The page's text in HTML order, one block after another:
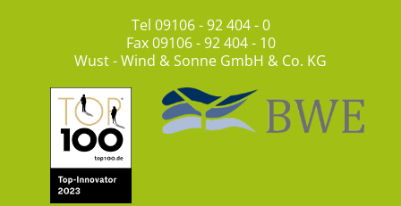
Tel 09106 - 92 404 - 0
Fax 09106 - 92 404 - 10
Wust - Wind & Sonne GmbH & Co. KG